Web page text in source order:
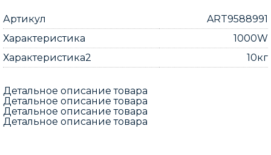
Артикул
ART9588991
Характеристика
1000W
Характеристика2
10кг
Детальное описание товара
Детальное описание товара
Детальное описание товара
Детальное описание товара